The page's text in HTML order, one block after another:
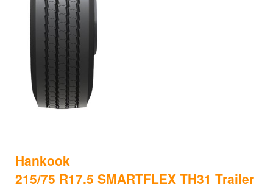
Hankook
215/75 R17,5 SMARTFLEX TH31 Trailer